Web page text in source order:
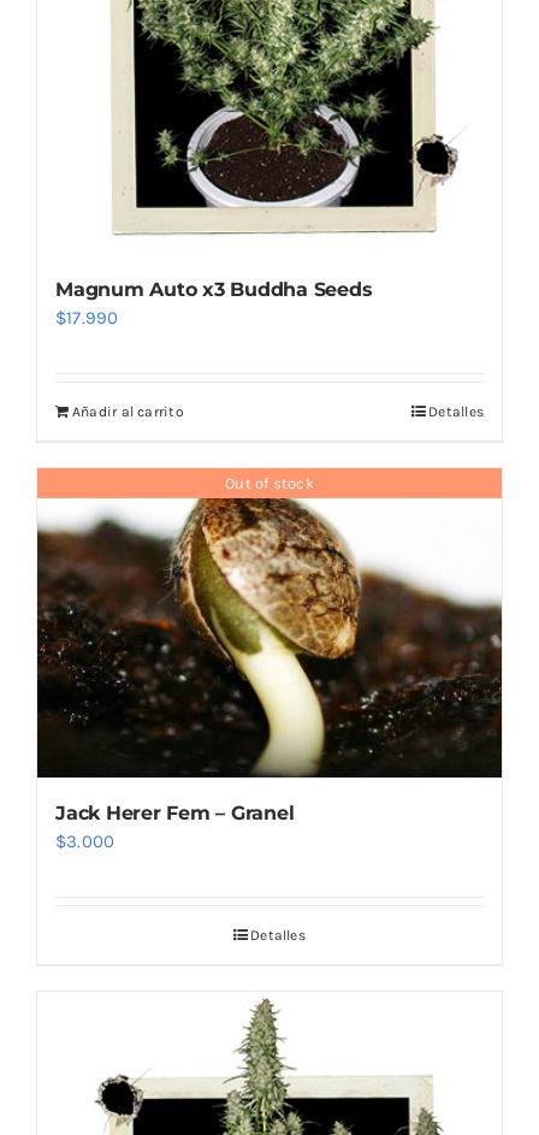
Magnum Auto x3 Buddha Seeds
$17.990
Añadir al carrito Detalles
Out of stock
Jack Herer Fem – Granel
$3.000
Detalles